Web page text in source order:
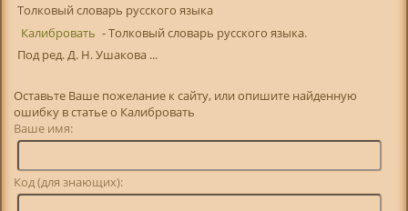
Толковый словарь русского языка
Калибровать - Толковый словарь русского языка.
Под ред. Д. Н. Ушакова ...
Оставьте Ваше пожелание к сайту, или опишите найденную
ошибку в статье о Калибровать
Ваше имя:
Код (для знающих):